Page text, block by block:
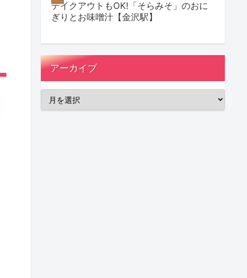
テイクアウトもOK!「そらみそ」のおに
ぎりとお味噌汁【金沢駅】
アーカイブ